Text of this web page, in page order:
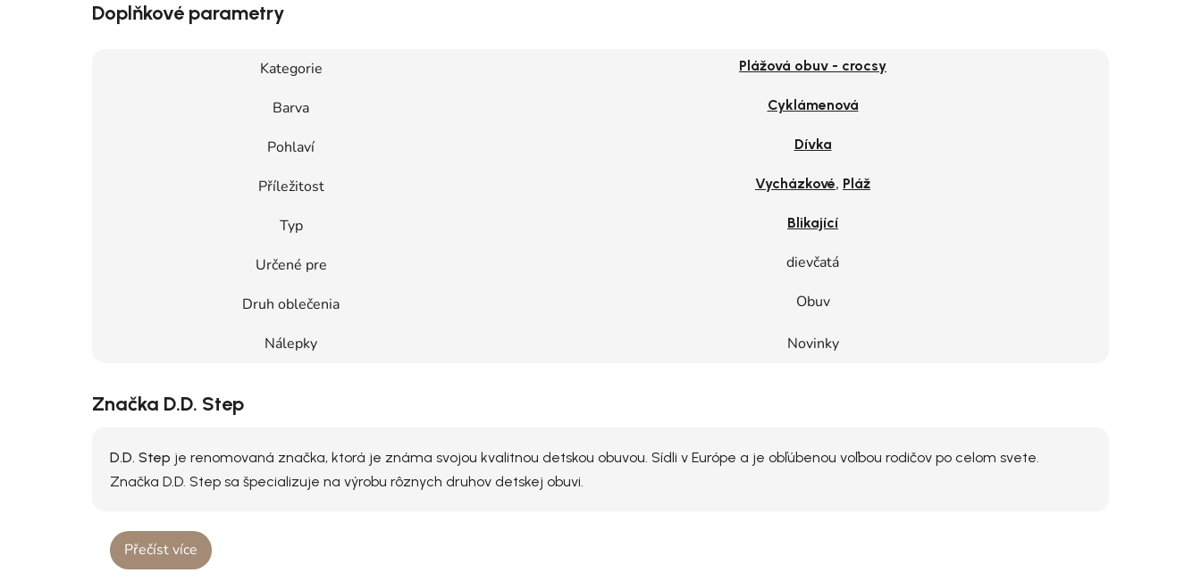
Doplňkové parametry
Kategorie Plážová obuv - crocsy
Barva Cyklámenová
Pohlaví Dívka
Příležitost Vycházkové, Pláž
Typ Blikající
Určené pre dievčatá
Druh oblečenia Obuv
Nálepky Novinky
Značka D.D. Step
D.D. Step je renomovaná značka, ktorá je známa svojou kvalitnou detskou obuvou. Sídli v Európe a je obľúbenou voľbou rodičov po celom svete.
Značka D.D. Step sa špecializuje na výrobu rôznych druhov detskej obuvi.
Přečíst více